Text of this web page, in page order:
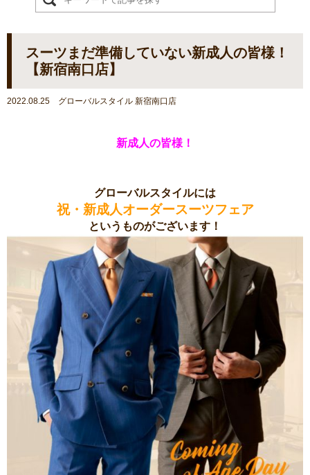
スーツまだ準備していない新成人の皆様！
【新宿南口店】
2022.08.25 グローバルスタイル 新宿南口店
新成人の皆様！
グローバルスタイルには
祝・新成人オーダースーツフェア
というものがございます！